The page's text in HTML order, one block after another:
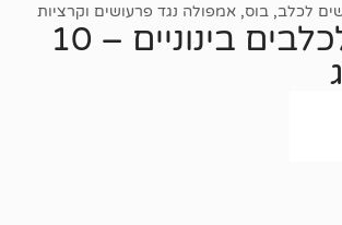
נגד פרעושים וקרציות
אדוונטג' לכלבים בינוניים – 10